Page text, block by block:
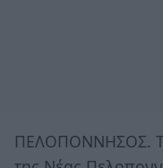
ΠΕΛΟΠΟΝΝΗΣΟΣ.